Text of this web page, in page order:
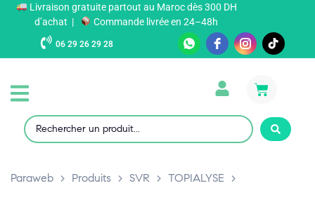
Livraison gratuite partout au Maroc dès 300 DH
d’achat |
Commande livrée en 24–48h
06 29 26 29 28
Paraweb > Produits > SVR > TOPIALYSE >